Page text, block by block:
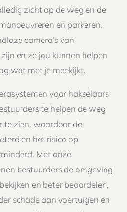
zicht op de weg en de
en parkeren.
camera’s van
en ze jou kunnen helpen
wat met je meekijkt.
voor hakselaars
te helpen de weg
te zien, waardoor de
en het risico op
Met onze
bestuurders de omgeving
en beter beoordelen,
schade aan voertuigen en